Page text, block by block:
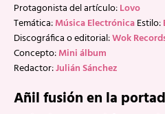
Protagonista del artículo:Lovo
Temática:Música ElectrónicaEstilo:
Discográfica o editorial:Wok
Concepto:Mini álbum
Redactor:Julián Sánchez
Añil fusión en la